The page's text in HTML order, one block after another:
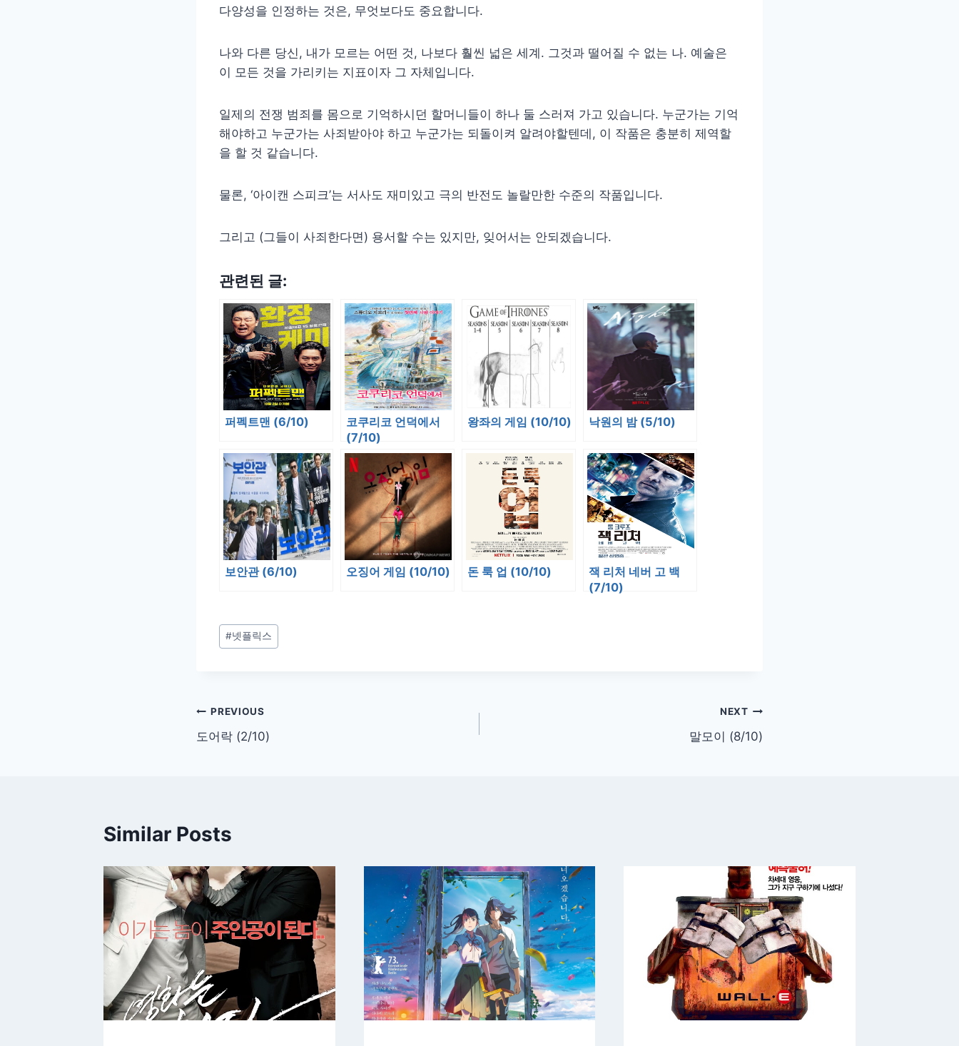
다양성을 인정하는 것은, 무엇보다도 중요합니다.
나와 다른 당신, 내가 모르는 어떤 것, 나보다 훨씬 넓은 세계. 그것과 떨어질 수 없는 나. 예술은
이 모든 것을 가리키는 지표이자 그 자체입니다.
일제의 전쟁 범죄를 몸으로 기억하시던 할머니들이 하나 둘 스러져 가고 있습니다. 누군가는 기억
해야하고 누군가는 사죄받아야 하고 누군가는 되돌이켜 알려야할텐데, 이 작품은 충분히 제역할
을 할 것 같습니다.
물론, ‘아이캔 스피크’는 서사도 재미있고 극의 반전도 놀랄만한 수준의 작품입니다.
그리고 (그들이 사죄한다면) 용서할 수는 있지만, 잊어서는 안되겠습니다.
관련된 글:
퍼펙트맨 (6/10)
코쿠리코 언덕에서
(7/10)
왕좌의 게임 (10/10) 낙원의 밤 (5/10)
보안관 (6/10) 오징어 게임 (10/10) 돈 룩 업 (10/10)
잭 리처 네버 고 백
(7/10)
Post
Tags:
#넷플릭스
글
탐
PREVIOUS
도어락 (2/10)
NEXT
말모이 (8/10)
Similar Posts